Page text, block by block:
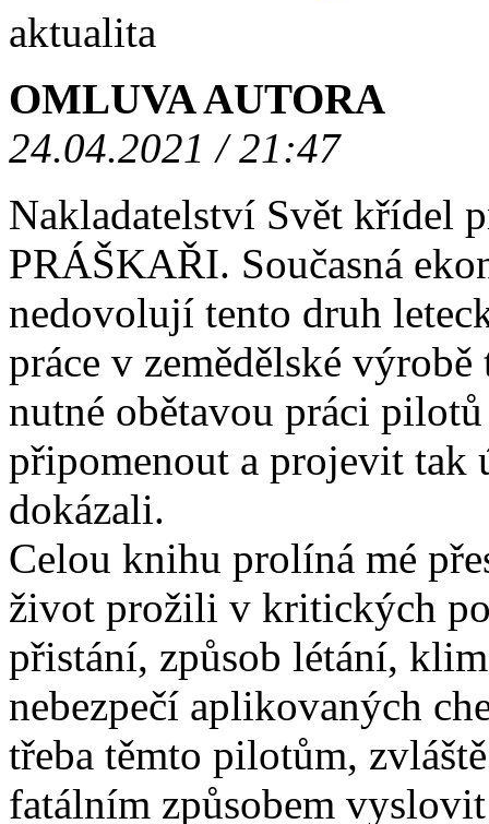
aktualita
OMLUVA AUTORA
24.04.2021 / 21:47
Nakladatelství Svět křídel
PRÁŠKAŘI. Současná
nedovolují tento druh
práce v zemědělské
nutné obětavou práci
připomenout a projevit tak
dokázali.
Celou knihu prolíná mé
život prožili v kritických
přistání, způsob létání,
nebezpečí aplikovaných
třeba těmto pilotům,
fatálním způsobem